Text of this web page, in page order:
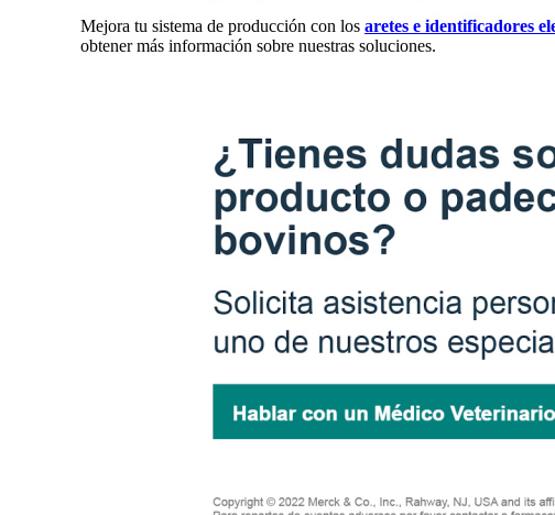
Mejora tu sistema de producción con los aretes e identificadores
obtener más información sobre nuestras soluciones.